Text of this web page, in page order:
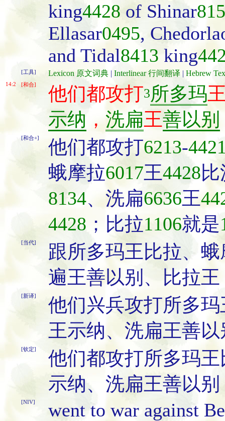
king4428 of Shinar
Ellasar0495,
and Tidal8413 king
[工具] Lexicon 原文词典 | Interlinear 行间翻译 | Hebrew
14:2 [和合] 他们都攻打3所多玛
示纳 ， 洗扁王善以别
[和合+] 他们都攻打6213-
蛾摩拉6017王4428
8134、洗扁6636王
4428 ；比拉1106就是
[当代]
跟所多玛王比拉、
遍王善以别、比拉
[新译]
他们兴兵攻打所多
王示纳、洗扁王善
[钦定]
他们都攻打所多玛
示纳、洗扁王善以
[NIV]
went to war against